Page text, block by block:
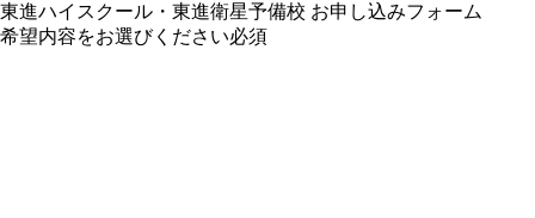
東進ハイスクール・東進衛星予備校 お申し込みフォーム
希望内容をお選びください必須